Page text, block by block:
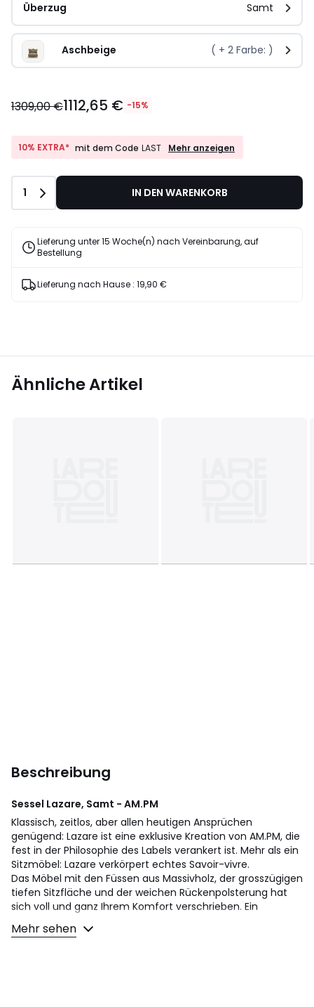
Überzug Samt
Aschbeige ( + 2 Farbe: )
1309,00 €1112,65 € -15%
10% EXTRA* mit dem Code LAST
10%
Code
LAST
Mehr anzeigen
Anzahl
1 IN DEN WARENKORB
Lieferung unter 15 Woche(n) nach Vereinbarung, auf
Bestellung
Lieferung nach Hause : 19,90 €
Ähnliche Artikel
Beschreibung
Sessel Lazare, Samt - AM.PM
Klassisch, zeitlos, aber allen heutigen Ansprüchen
genügend: Lazare ist eine exklusive Kreation von AM.PM, die
fest in der Philosophie des Labels verankert ist. Mehr als ein
Sitzmöbel: Lazare verkörpert echtes Savoir-vivre.
Das Möbel mit den Füssen aus Massivholz, der grosszügigen
tiefen Sitzfläche und der weichen Rückenpolsterung hat
sich voll und ganz Ihrem Komfort verschrieben. Ein
Signature-Piece von AM.PM, hergestellt in Italien.
Mehr sehen